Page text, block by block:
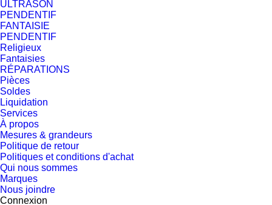
ULTRASON
PENDENTIF
FANTAISIE
PENDENTIF
Religieux
Fantaisies
RÉPARATIONS
Pièces
Soldes
Liquidation
Services
À propos
Mesures & grandeurs
Politique de retour
Politiques et conditions d'achat
Qui nous sommes
Marques
Nous joindre
Connexion